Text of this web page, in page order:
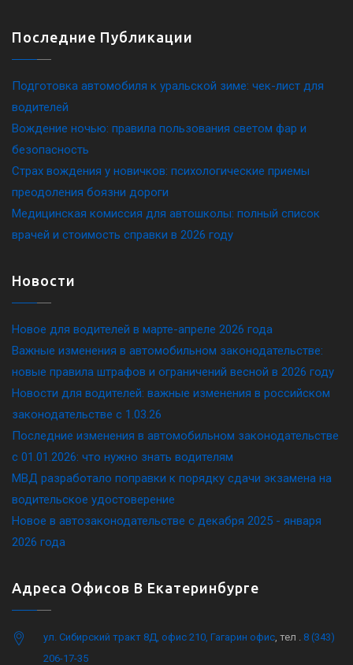
Последние Публикации
Подготовка автомобиля к уральской зиме: чек-лист для
водителей
Вождение ночью: правила пользования светом фар и
безопасность
Страх вождения у новичков: психологические приемы
преодоления боязни дороги
Медицинская комиссия для автошколы: полный список
врачей и стоимость справки в 2026 году
Новости
Новое для водителей в марте-апреле 2026 года
Важные изменения в автомобильном законодательстве:
новые правила штрафов и ограничений весной в 2026 году
Новости для водителей: важные изменения в российском
законодательстве c 1.03.26
Последние изменения в автомобильном законодательстве
c 01.01.2026: что нужно знать водителям
МВД разработало поправки к порядку сдачи экзамена на
водительское удостоверение
Новое в автозаконодательстве с декабря 2025 - января
2026 года
Адреса Офисов В Екатеринбурге
ул. Сибирский тракт 8Д, офис 210, Гагарин офис , тел . 8 (343)
206-17-35